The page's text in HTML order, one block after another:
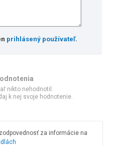
prihlásený používateľ.
nikto nehodnotil.
k nej svoje hodnotenie.
za informácie na